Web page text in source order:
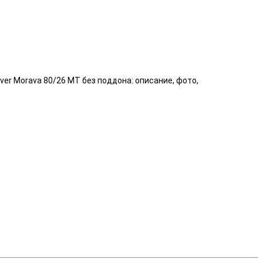
Morava 80/26 МТ без поддона: описание, фото,